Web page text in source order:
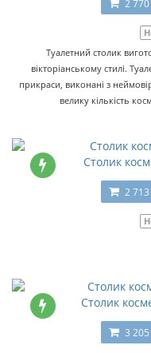
2 770
Туалетний столик
вікторіанському стилі.
прикраси, виконані з
велику кількість
Столик
2 713
Столик
3 205